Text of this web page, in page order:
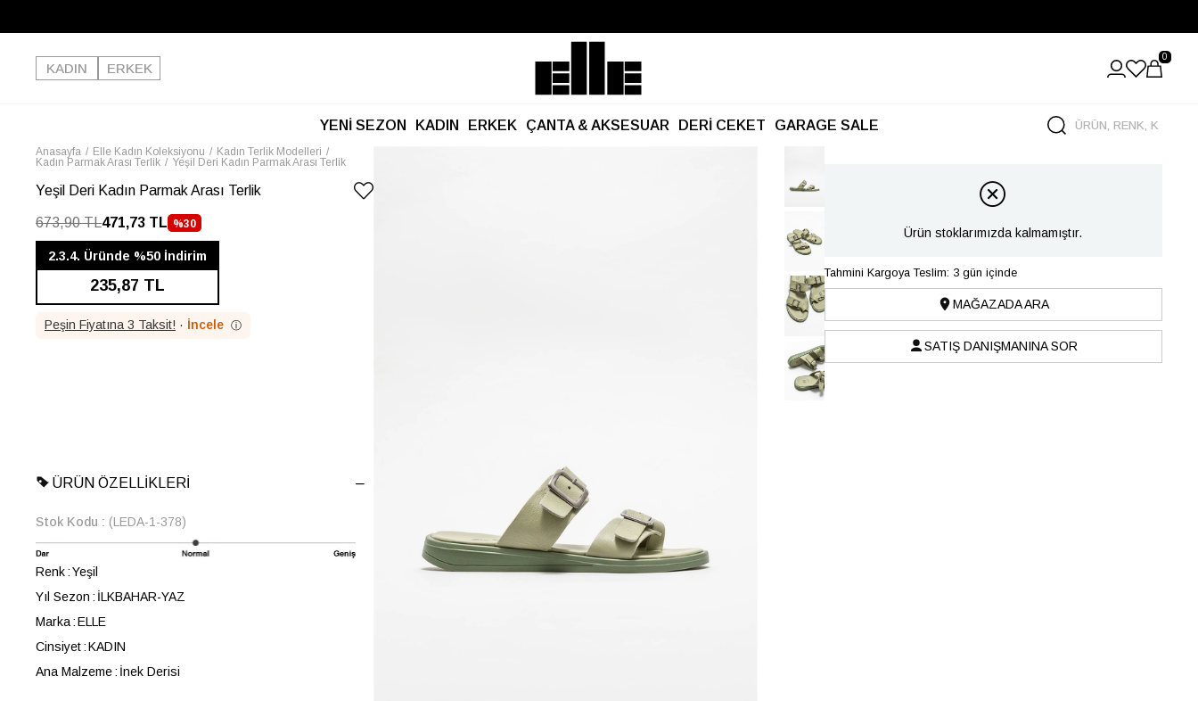
Kargo Ücretsiz!
KADIN
ERKEK
0
YENİ SEZON KADIN ERKEK ÇANTA & AKSESUAR DERİ CEKET GARAGE SALE
Anasayfa Elle Kadın Koleksiyonu
Kadın Terlik Modelleri
Kadın Parmak Arası Terlik
Yeşil Deri Kadın Parmak Arası Terlik
Yeşil Deri Kadın Parmak Arası Terlik
673,90 TL471,73 TL %30
İNDIRIM
2.3.4. Üründe %50 İndirim
235,87 TL
Peşin Fiyatına 3 Taksit! · İncele ⓘ
ÜRÜN ÖZELLIKLERI
Stok Kodu (LEDA-1-378)
Renk Yeşil
Yıl Sezon
İLKBAHAR-YAZ
Marka ELLE
Cinsiyet KADIN
Ana Malzeme İnek Derisi
Ürün stoklarımızda kalmamıştır.
Tahmini Kargoya Teslim: 3 gün içinde
MAĞAZADA ARA
SATIŞ DANIŞMANINA SOR